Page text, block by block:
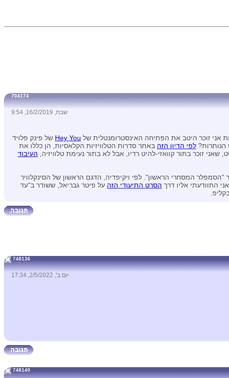
704174
שבת, 16/2/2019, 9:54
אני זוכר היטב את הפתיחה האינסטרומנטלית של Hey You של פינק פלויד
הנותרות? לפי הדיון הזה באתר סדרות הטלוויזיות הקלאסיות, הן כללו את
שאני זוכר בתור קוואזי-להיט רדיו, אבל לא בתור נעימת טלוויזיה, העיבוד
"הסמפלר המסחרי הראשון". לפי ויקיפדיה, הדגם הראשון של הסינקלוויר
הסרט התיעודי הזה על פיטר גבריאל, ששודר ב"עד
748136
יום ב', 2/5/2022, 17:34
748140